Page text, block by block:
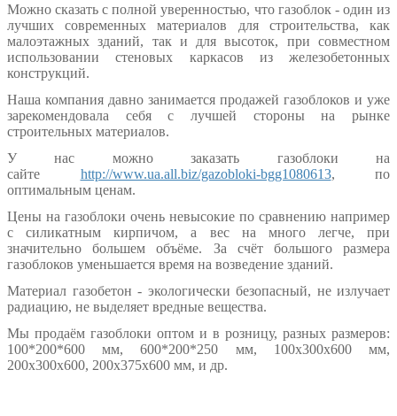
Можно сказать с полной уверенностью, что газоблок - один из
лучших современных материалов для строительства, как
малоэтажных зданий, так и для высоток, при совместном
использовании стеновых каркасов из железобетонных
конструкций.
Наша компания давно занимается продажей газоблоков и уже
зарекомендовала себя с лучшей стороны на рынке
строительных материалов.
У нас можно заказать газоблоки на
сайте http://www.ua.all.biz/gazobloki-bgg1080613, по
оптимальным ценам.
Цены на газоблоки очень невысокие по сравнению например
с силикатным кирпичом, а вес на много легче, при
значительно большем объёме. За счёт большого размера
газоблоков уменьшается время на возведение зданий.
Материал газобетон - экологически безопасный, не излучает
радиацию, не выделяет вредные вещества.
Мы продаём газоблоки оптом и в розницу, разных размеров:
100*200*600 мм, 600*200*250 мм, 100х300х600 мм,
200х300х600, 200х375х600 мм, и др.